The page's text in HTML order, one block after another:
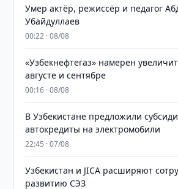
Умер актёр, режиссёр и педагог
Убайдуллаев
00:22 · 08/08
«Узбекнефтегаз» намерен
августе и сентябре
00:16 · 08/08
В Узбекистане предложили
автокредиты на электромобили
22:45 · 07/08
Узбекистан и JICA расширяют
развитию СЭЗ